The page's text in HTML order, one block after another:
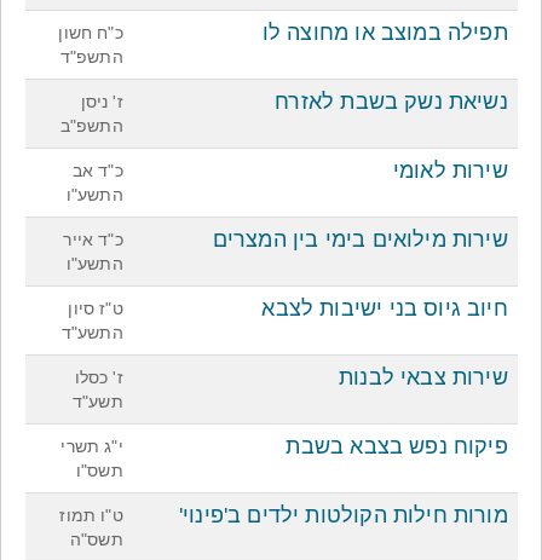
תפילה במוצב או מחוצה לו
כ"ח חשון
התשפ"ד
נשיאת נשק בשבת לאזרח
ז' ניסן
התשפ"ב
שירות לאומי
כ"ד אב
התשע"ו
שירות מילואים בימי בין המצרים
כ"ד אייר
התשע"ו
חיוב גיוס בני ישיבות לצבא
ט"ז סיון
התשע"ד
שירות צבאי לבנות
ז' כסלו
תשע"ד
פיקוח נפש בצבא בשבת
י"ג תשרי
תשס"ו
מורות חילות הקולטות ילדים ב'פינוי'
ט"ו תמוז
תשס"ה